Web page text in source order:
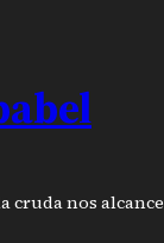
cruda nos alcance